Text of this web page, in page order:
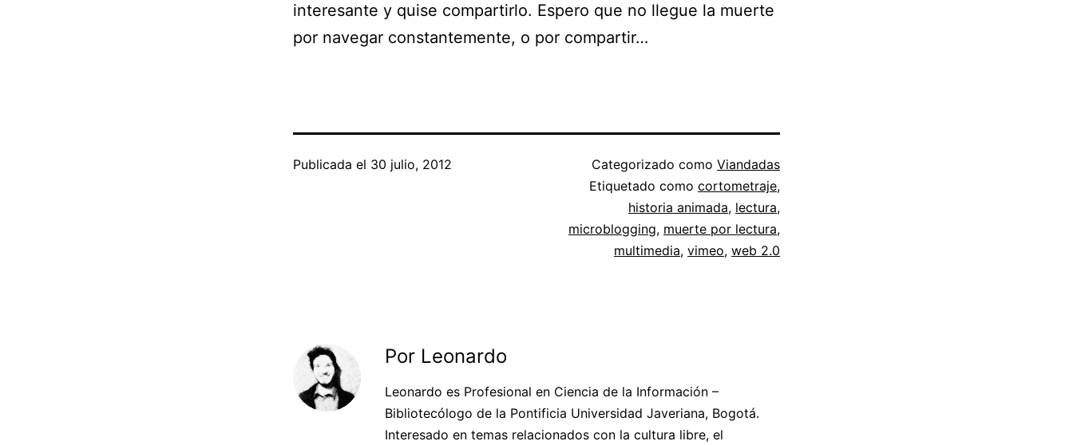
interesante y quise compartirlo. Espero que no llegue la muerte
por navegar constantemente, o por compartir…
Publicada el 30 julio, 2012 Categorizado como Viandadas
Etiquetado como cortometraje,
historia animada, lectura,
microblogging, muerte por lectura,
multimedia, vimeo, web 2.0
Por Leonardo
Leonardo es Profesional en Ciencia de la Información –
Bibliotecólogo de la Pontificia Universidad Javeriana, Bogotá.
Interesado en temas relacionados con la cultura libre, el